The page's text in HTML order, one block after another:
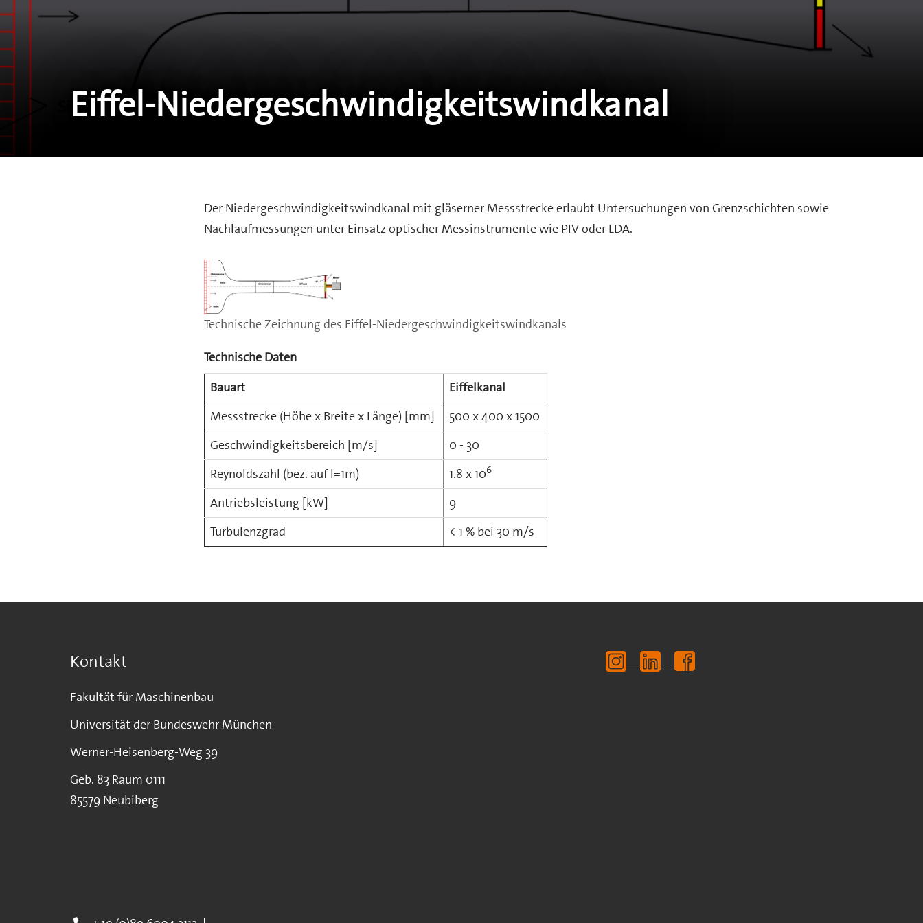
Eiffel-Niedergeschwindigkeitswindkanal
Der Niedergeschwindigkeitswindkanal mit gläserner Messstrecke erlaubt Untersuchungen von Grenzschichten sowie
Nachlaufmessungen unter Einsatz optischer Messinstrumente wie PIV oder LDA.
Technische Zeichnung des Eiffel-Niedergeschwindigkeitswindkanals
Technische Daten
Bauart
Eiffelkanal
Messstrecke (Höhe x Breite x Länge) [mm]
500 x 400 x 1500
Geschwindigkeitsbereich [m/s]
0 - 30
Reynoldszahl (bez. auf l=1m)
1.8 x 106
Antriebsleistung [kW]
9
Turbulenzgrad
< 1 % bei 30 m/s
Kontakt
Fakultät für Maschinenbau
Universität der Bundeswehr München
Werner-Heisenberg-Weg 39
Geb. 83 Raum 0111
85579 Neubiberg